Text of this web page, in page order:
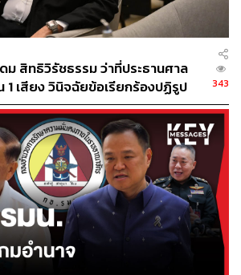
สิทธิวิรัชธรรม ว่าที่ประธานศาล
1 เสียง วินิจฉัยข้อเรียกร้องปฏิรูป
มล้าง
343